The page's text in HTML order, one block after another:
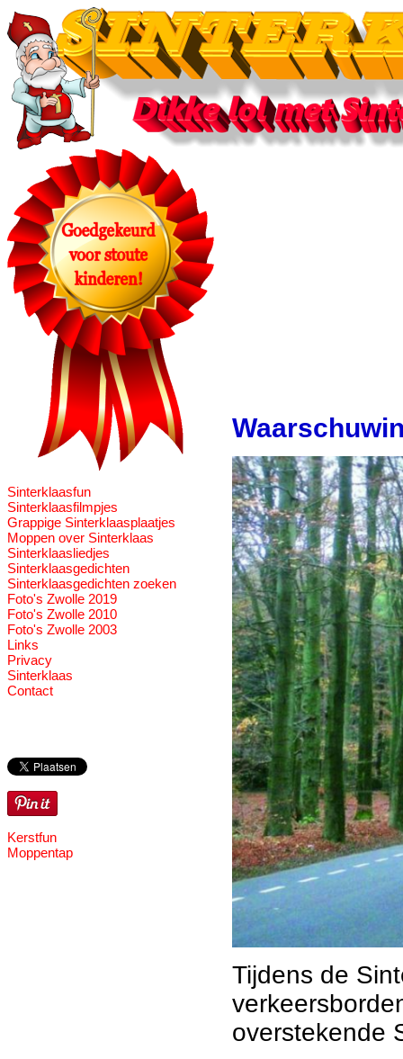
Sinterklaasfun
Sinterklaasfilmpjes
Grappige Sinterklaasplaatjes
Moppen over Sinterklaas
Sinterklaasliedjes
Sinterklaasgedichten
Sinterklaasgedichten zoeken
Foto's Zwolle 2019
Foto's Zwolle 2010
Foto's Zwolle 2003
Links
Privacy
Sinterklaas
Contact
Kerstfun
Moppentap
Tijdens de
overstekende